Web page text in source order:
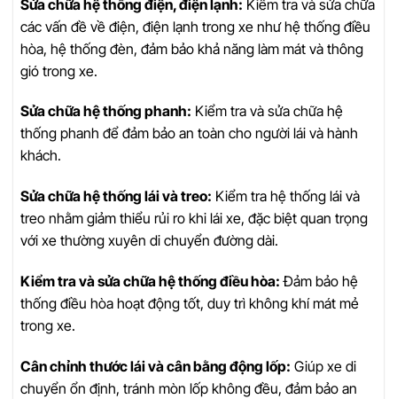
Sửa chữa hệ thống điện, điện lạnh: Kiểm tra và sửa chữa
các vấn đề về điện, điện lạnh trong xe như hệ thống điều
hòa, hệ thống đèn, đảm bảo khả năng làm mát và thông
gió trong xe.
Sửa chữa hệ thống phanh: Kiểm tra và sửa chữa hệ
thống phanh để đảm bảo an toàn cho người lái và hành
khách.
Sửa chữa hệ thống lái và treo: Kiểm tra hệ thống lái và
treo nhằm giảm thiểu rủi ro khi lái xe, đặc biệt quan trọng
với xe thường xuyên di chuyển đường dài.
Kiểm tra và sửa chữa hệ thống điều hòa: Đảm bảo hệ
thống điều hòa hoạt động tốt, duy trì không khí mát mẻ
trong xe.
Cân chỉnh thước lái và cân bằng động lốp: Giúp xe di
chuyển ổn định, tránh mòn lốp không đều, đảm bảo an